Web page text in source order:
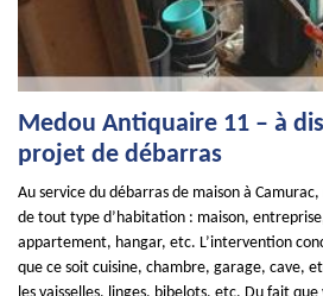
Medou Antiquaire 11 – à
projet de débarras
Au service du débarras de maison à
de tout type d’habitation : maison,
appartement, hangar, etc. L’intervention
que ce soit cuisine, chambre, garage, cave,